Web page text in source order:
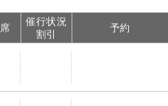
催行状況
割引
予約